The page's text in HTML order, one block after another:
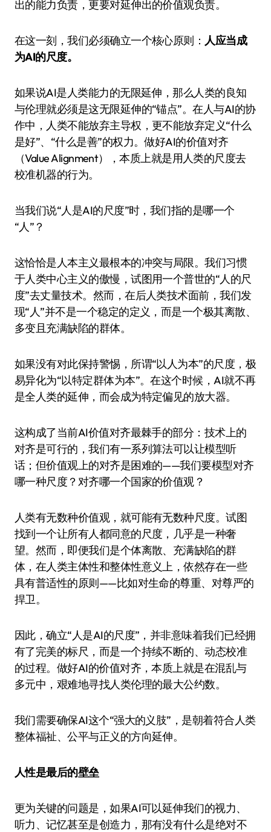
出的能力负责，更要对延伸出的价值观负责。
在这一刻，我们必须确立一个核心原则： 人应当成
为AI的尺度。
如果说AI是人类能力的无限延伸，那么人类的良知
与伦理就必须是这无限延伸的“锚点”。在人与AI的协
作中，人类不能放弃主导权，更不能放弃定义“什么
是好”、“什么是善”的权力。做好AI的价值对齐
（Value Alignment），本质上就是用人类的尺度去
校准机器的行为。
当我们说“人是AI的尺度”时，我们指的是哪一个
“人”？
这恰恰是人本主义最根本的冲突与局限。我们习惯
于人类中心主义的傲慢，试图用一个普世的“人的尺
度”去丈量技术。然而，在后人类技术面前，我们发
现“人”并不是一个稳定的定义，而是一个极其离散、
多变且充满缺陷的群体。
如果没有对此保持警惕，所谓“以人为本”的尺度，极
易异化为“以特定群体为本”。在这个时候，AI就不再
是全人类的延伸，而会成为特定偏见的放大器。
这构成了当前AI价值对齐最棘手的部分：技术上的
对齐是可行的，我们有一系列算法可以让模型听
话；但价值观上的对齐是困难的——我们要模型对齐
哪一种尺度？对齐哪一个国家的价值观？
人类有无数种价值观，就可能有无数种尺度。试图
找到一个让所有人都同意的尺度，几乎是一种奢
望。然而，即便我们是个体离散、充满缺陷的群
体，在人类主体性和整体性意义上，依然存在一些
具有普适性的原则——比如对生命的尊重、对尊严的
捍卫。
因此，确立“人是AI的尺度”，并非意味着我们已经拥
有了完美的标尺，而是一个持续不断的、动态校准
的过程。做好AI的价值对齐，本质上就是在混乱与
多元中，艰难地寻找人类伦理的最大公约数。
我们需要确保AI这个“强大的义肢”，是朝着符合人类
整体福祉、公平与正义的方向延伸。
人性是最后的壁垒
更为关键的问题是，如果AI可以延伸我们的视力、
听力、记忆甚至是创造力，那有没有什么是绝对不